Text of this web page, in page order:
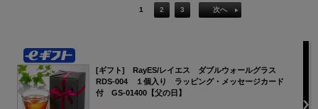
1 2 3 次へ
[ギフト] RayES/レイエス ダブルウォールグラス
RDS-004 １個入り ラッピング・メッセージカード
付 GS-01400【父の日】